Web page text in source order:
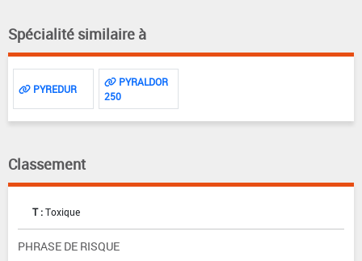
Spécialité similaire à
PYREDUR
PYRALDOR
250
Classement
T :Toxique
PHRASE DE RISQUE